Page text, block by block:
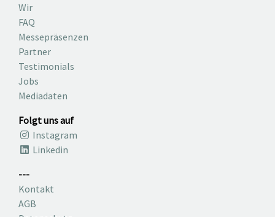
Wir
FAQ
Messepräsenzen
Partner
Testimonials
Jobs
Mediadaten
Folgt uns auf
Instagram
Linkedin
---
Kontakt
AGB